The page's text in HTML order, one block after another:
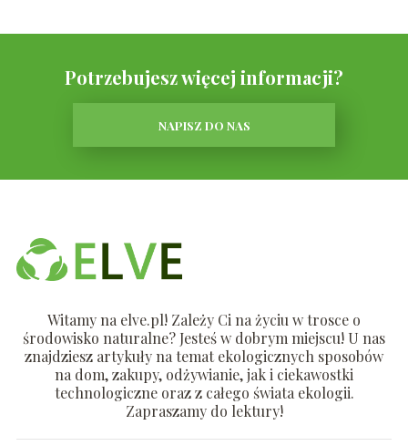
Potrzebujesz więcej informacji?
NAPISZ DO NAS
Witamy na elve.pl! Zależy Ci na życiu w trosce o
środowisko naturalne? Jesteś w dobrym miejscu! U nas
znajdziesz artykuły na temat ekologicznych sposobów
na dom, zakupy, odżywianie, jak i ciekawostki
technologiczne oraz z całego świata ekologii.
Zapraszamy do lektury!